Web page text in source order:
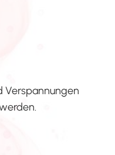
Verspannungen